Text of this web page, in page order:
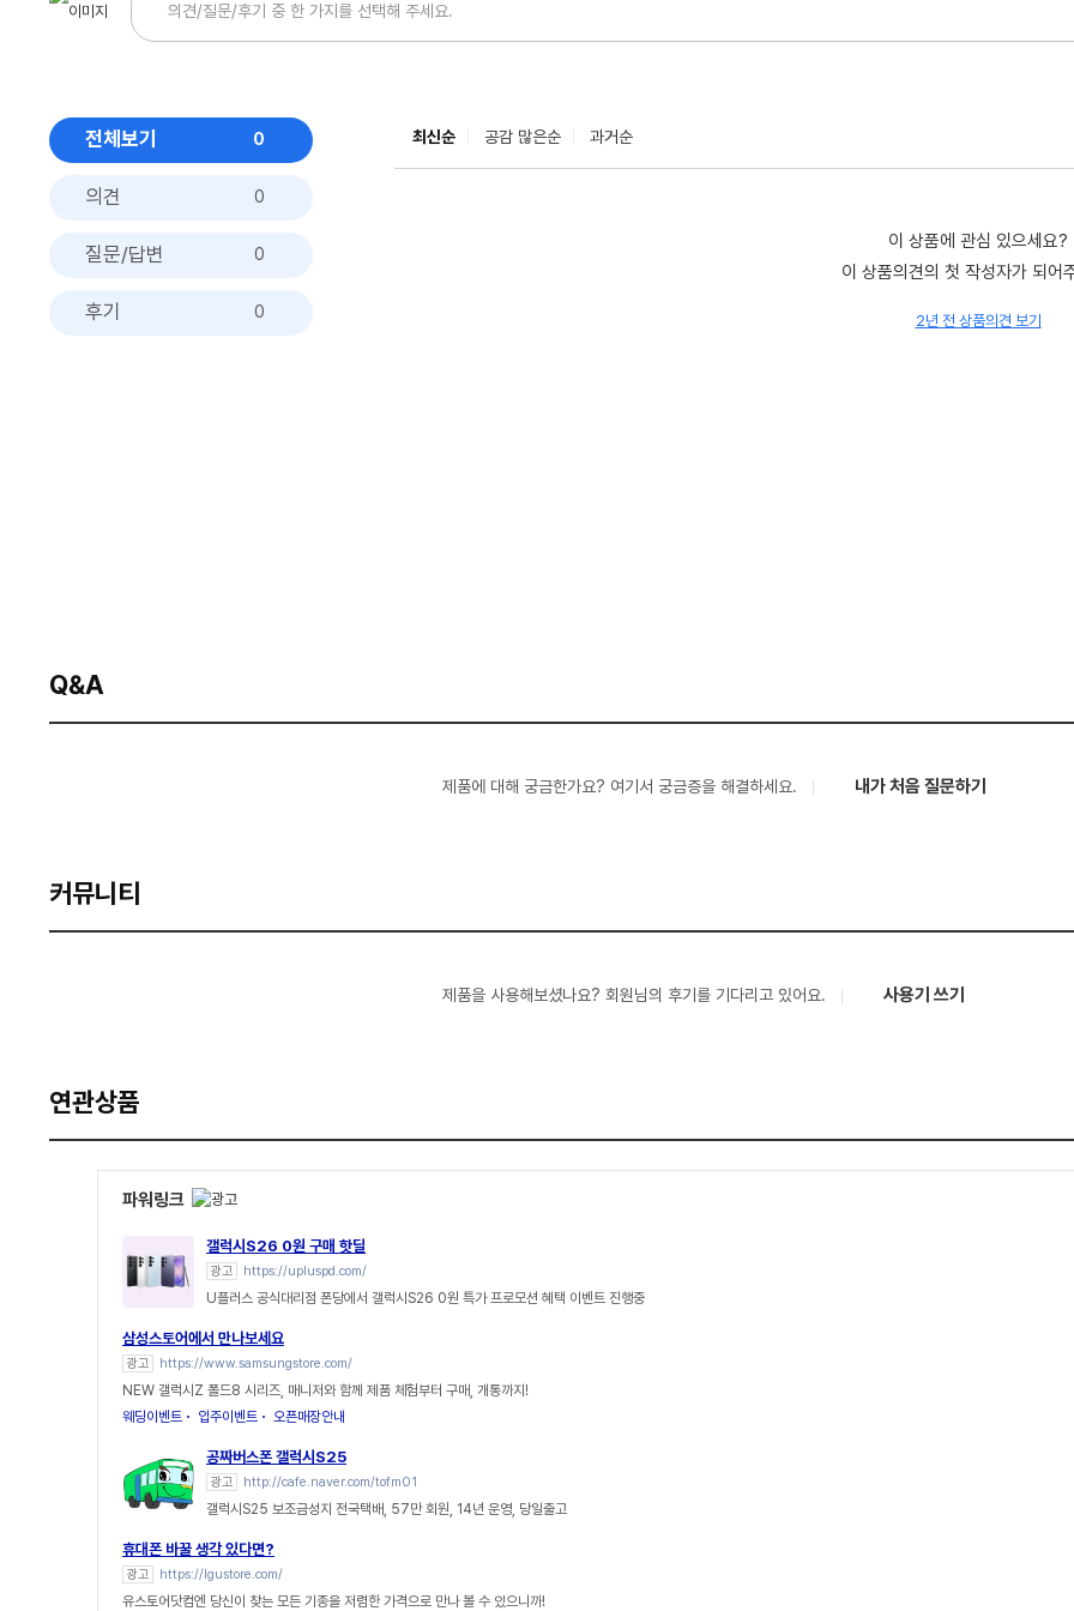
전체보기 0
의견 0
질문/답변 0
후기 0
최신순 공감 많은순 과거순
이 상품에 관심 있으세요?
이 상품의견의 첫 작성자가 되어
2년 전 상품의견 보기
Q&A
제품에 대해 궁금한가요? 여기서 궁금증을 해결하세요. 내가 처음 질문하기
커뮤니티
제품을 사용해보셨나요? 회원님의 후기를 기다리고 있어요. 사용기 쓰기
연관상품
파워링크
갤럭시S26 0원 구매 핫딜
광고 https://upluspd.com/
U플러스 공식대리점 폰당에서 갤럭시S26 0원 특가 프로모션 혜택 이벤트 진행중
삼성스토어에서 만나보세요
광고 https://www.samsungstore.com/
NEW 갤럭시Z 폴드8 시리즈, 매니저와 함께 제품 체험부터 구매, 개통까지!
웨딩이벤트
입주이벤트 오픈매장안내
공짜버스폰 갤럭시S25
광고 http://cafe.naver.com/tofm01
갤럭시S25 보조금성지 전국택배, 57만 회원, 14년 운영, 당일출고
휴대폰 바꿀 생각 있다면?
광고 https://lgustore.com/
유스토어닷컴엔 당신이 찾는 모든 기종을 저렴한 가격으로 만나 볼 수 있으니까!